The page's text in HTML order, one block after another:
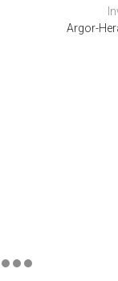
Argor-